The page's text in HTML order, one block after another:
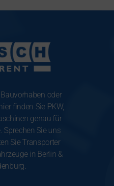
oder
finden Sie PKW,
genau für
Sprechen Sie uns
Sie Transporter
in Berlin &